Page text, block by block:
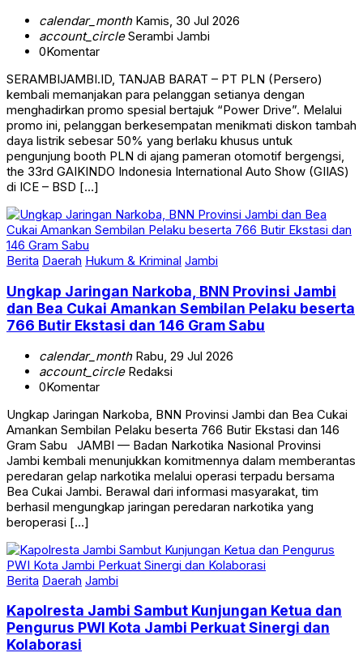
calendar_monthKamis, 30 Jul 2026
account_circleSerambi Jambi
0Komentar
SERAMBIJAMBI.ID, TANJAB BARAT – PT PLN (Persero)
kembali memanjakan para pelanggan setianya dengan
menghadirkan promo spesial bertajuk “Power Drive”. Melalui
promo ini, pelanggan berkesempatan menikmati diskon tambah
daya listrik sebesar 50% yang berlaku khusus untuk
pengunjung booth PLN di ajang pameran otomotif bergengsi,
the 33rd GAIKINDO Indonesia International Auto Show (GIIAS)
di ICE – BSD […]
Berita Daerah Hukum & Kriminal Jambi
Ungkap Jaringan Narkoba, BNN Provinsi Jambi
dan Bea Cukai Amankan Sembilan Pelaku beserta
766 Butir Ekstasi dan 146 Gram Sabu
calendar_monthRabu, 29 Jul 2026
account_circleRedaksi
0Komentar
Ungkap Jaringan Narkoba, BNN Provinsi Jambi dan Bea Cukai
Amankan Sembilan Pelaku beserta 766 Butir Ekstasi dan 146
Gram Sabu JAMBI — Badan Narkotika Nasional Provinsi
Jambi kembali menunjukkan komitmennya dalam memberantas
peredaran gelap narkotika melalui operasi terpadu bersama
Bea Cukai Jambi. Berawal dari informasi masyarakat, tim
berhasil mengungkap jaringan peredaran narkotika yang
beroperasi […]
Berita Daerah Jambi
Kapolresta Jambi Sambut Kunjungan Ketua dan
Pengurus PWI Kota Jambi Perkuat Sinergi dan
Kolaborasi